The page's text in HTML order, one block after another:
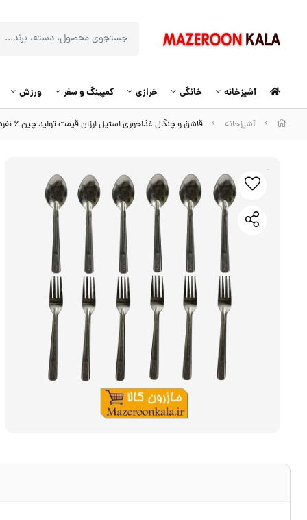
آشپزخانه خانگی خرازی کمپینگ و سفر ورزش
آشپزخانه قاشق و چنگال غذاخوری استیل ارزان قیمت تولید چین ۶ نفره HGS-011